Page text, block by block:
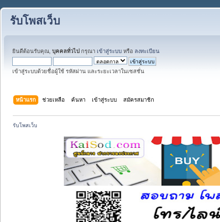
รับโพสเว็บ
ยินดีต้อนรับคุณ, บุคคลทั่วไป กรุณา เข้าสู่ระบบ หรือ ลงทะเบียน
เข้าสู่ระบบด้วยชื่อผู้ใช้ รหัสผ่าน และระยะเวลาในเซสชั่น
หน้าแรก ช่วยเหลือ ค้นหา เข้าสู่ระบบ สมัครสมาชิก
รับโพสเว็บ